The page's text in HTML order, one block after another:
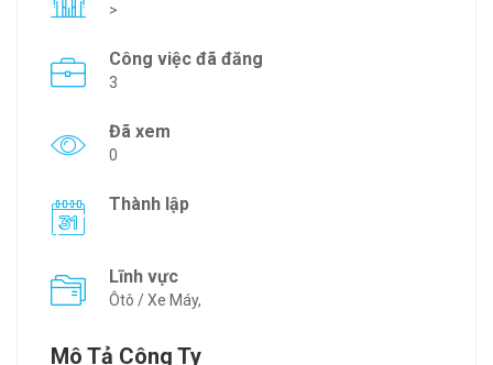
>
Công việc đã đăng
3
Đã xem
0
Thành lập
Lĩnh vực
Ôtô / Xe Máy,
Mô Tả Công Ty